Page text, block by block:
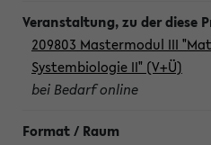
209803 Mastermodul III
Systembiologie II" (V+Ü)
bei Bedarf online